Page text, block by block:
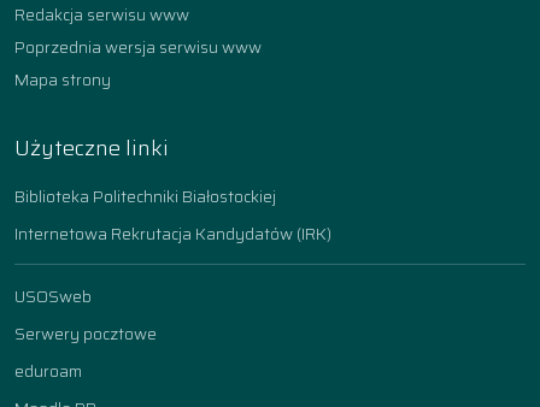
Redakcja serwisu www
Poprzednia wersja serwisu www
Mapa strony
Użyteczne linki
Biblioteka Politechniki Białostockiej
Internetowa Rekrutacja Kandydatów (IRK)
USOSweb
Serwery pocztowe
eduroam